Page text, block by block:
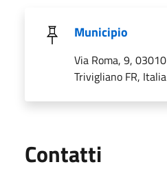
Municipio
Via Roma, 9, 03010
Trivigliano FR, Italia
Contatti